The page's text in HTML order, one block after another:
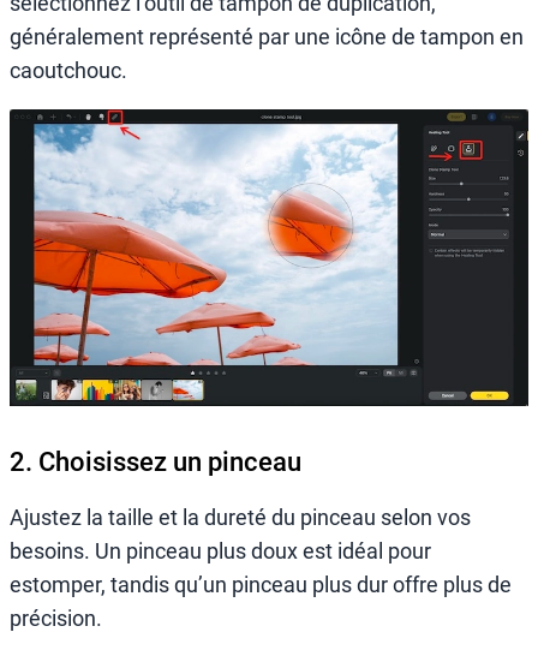
généralement représenté par une icône de tampon en
caoutchouc.
2. Choisissez un pinceau
Ajustez la taille et la dureté du pinceau selon vos
besoins. Un pinceau plus doux est idéal pour
estomper, tandis qu’un pinceau plus dur offre plus de
précision.